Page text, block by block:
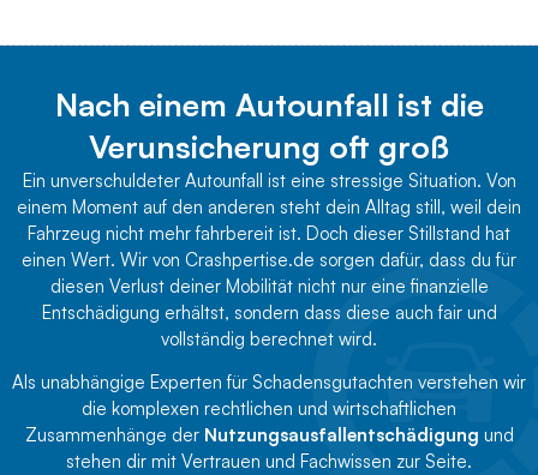
Nach einem Autounfall ist die
Verunsicherung oft groß
Ein unverschuldeter Autounfall ist eine stressige Situation. Von
einem Moment auf den anderen steht dein Alltag still, weil dein
Fahrzeug nicht mehr fahrbereit ist. Doch dieser Stillstand hat
einen Wert. Wir von Crashpertise.de sorgen dafür, dass du für
diesen Verlust deiner Mobilität nicht nur eine finanzielle
Entschädigung erhältst, sondern dass diese auch fair und
vollständig berechnet wird.
Als unabhängige Experten für Schadensgutachten verstehen wir
die komplexen rechtlichen und wirtschaftlichen
Zusammenhänge der Nutzungsausfallentschädigung und
stehen dir mit Vertrauen und Fachwissen zur Seite.